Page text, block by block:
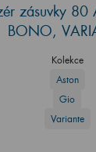
zásuvky 80
BONO,
Kolekce
Aston
Gio
Variante